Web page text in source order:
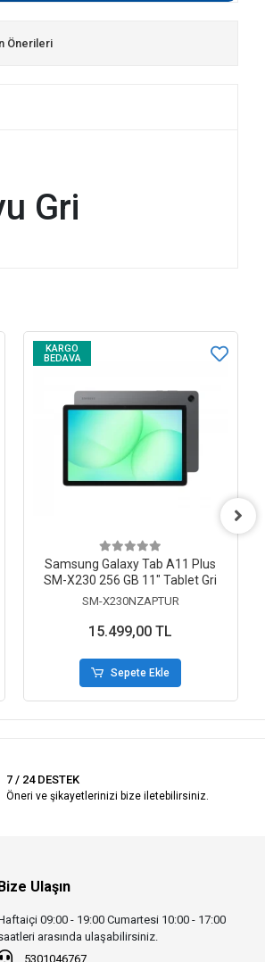
Önerileri
Gri
KARGO
BEDAVA
Samsung Galaxy Tab A11 Plus
SM-X230 256 GB 11" Tablet Gri
SM-X230NZAPTUR
15.499,00 TL
Sepete Ekle
7 / 24 DESTEK
Öneri ve şikayetlerinizi bize iletebilirsiniz.
Ulaşın
09:00 - 19:00 Cumartesi 10:00 - 17:00
arasında ulaşabilirsiniz.
5301046767